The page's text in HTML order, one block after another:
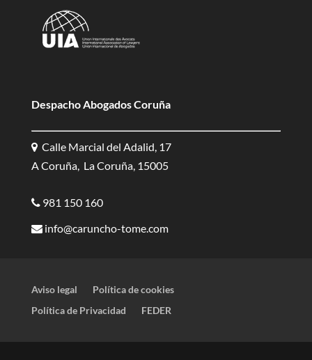
Despacho Abogados Coruña
Calle Marcial del Adalid, 17
A Coruña, La Coruña, 15005
981 150 160
info@caruncho-tome.com
Aviso legal
Política de cookies
Política de Privacidad
FEDER